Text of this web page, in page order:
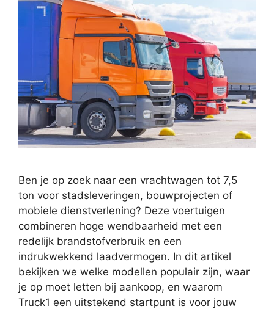
Ben je op zoek naar een vrachtwagen tot 7,5
ton voor stadsleveringen, bouwprojecten of
mobiele dienstverlening? Deze voertuigen
combineren hoge wendbaarheid met een
redelijk brandstofverbruik en een
indrukwekkend laadvermogen. In dit artikel
bekijken we welke modellen populair zijn, waar
je op moet letten bij aankoop, en waarom
Truck1 een uitstekend startpunt is voor jouw